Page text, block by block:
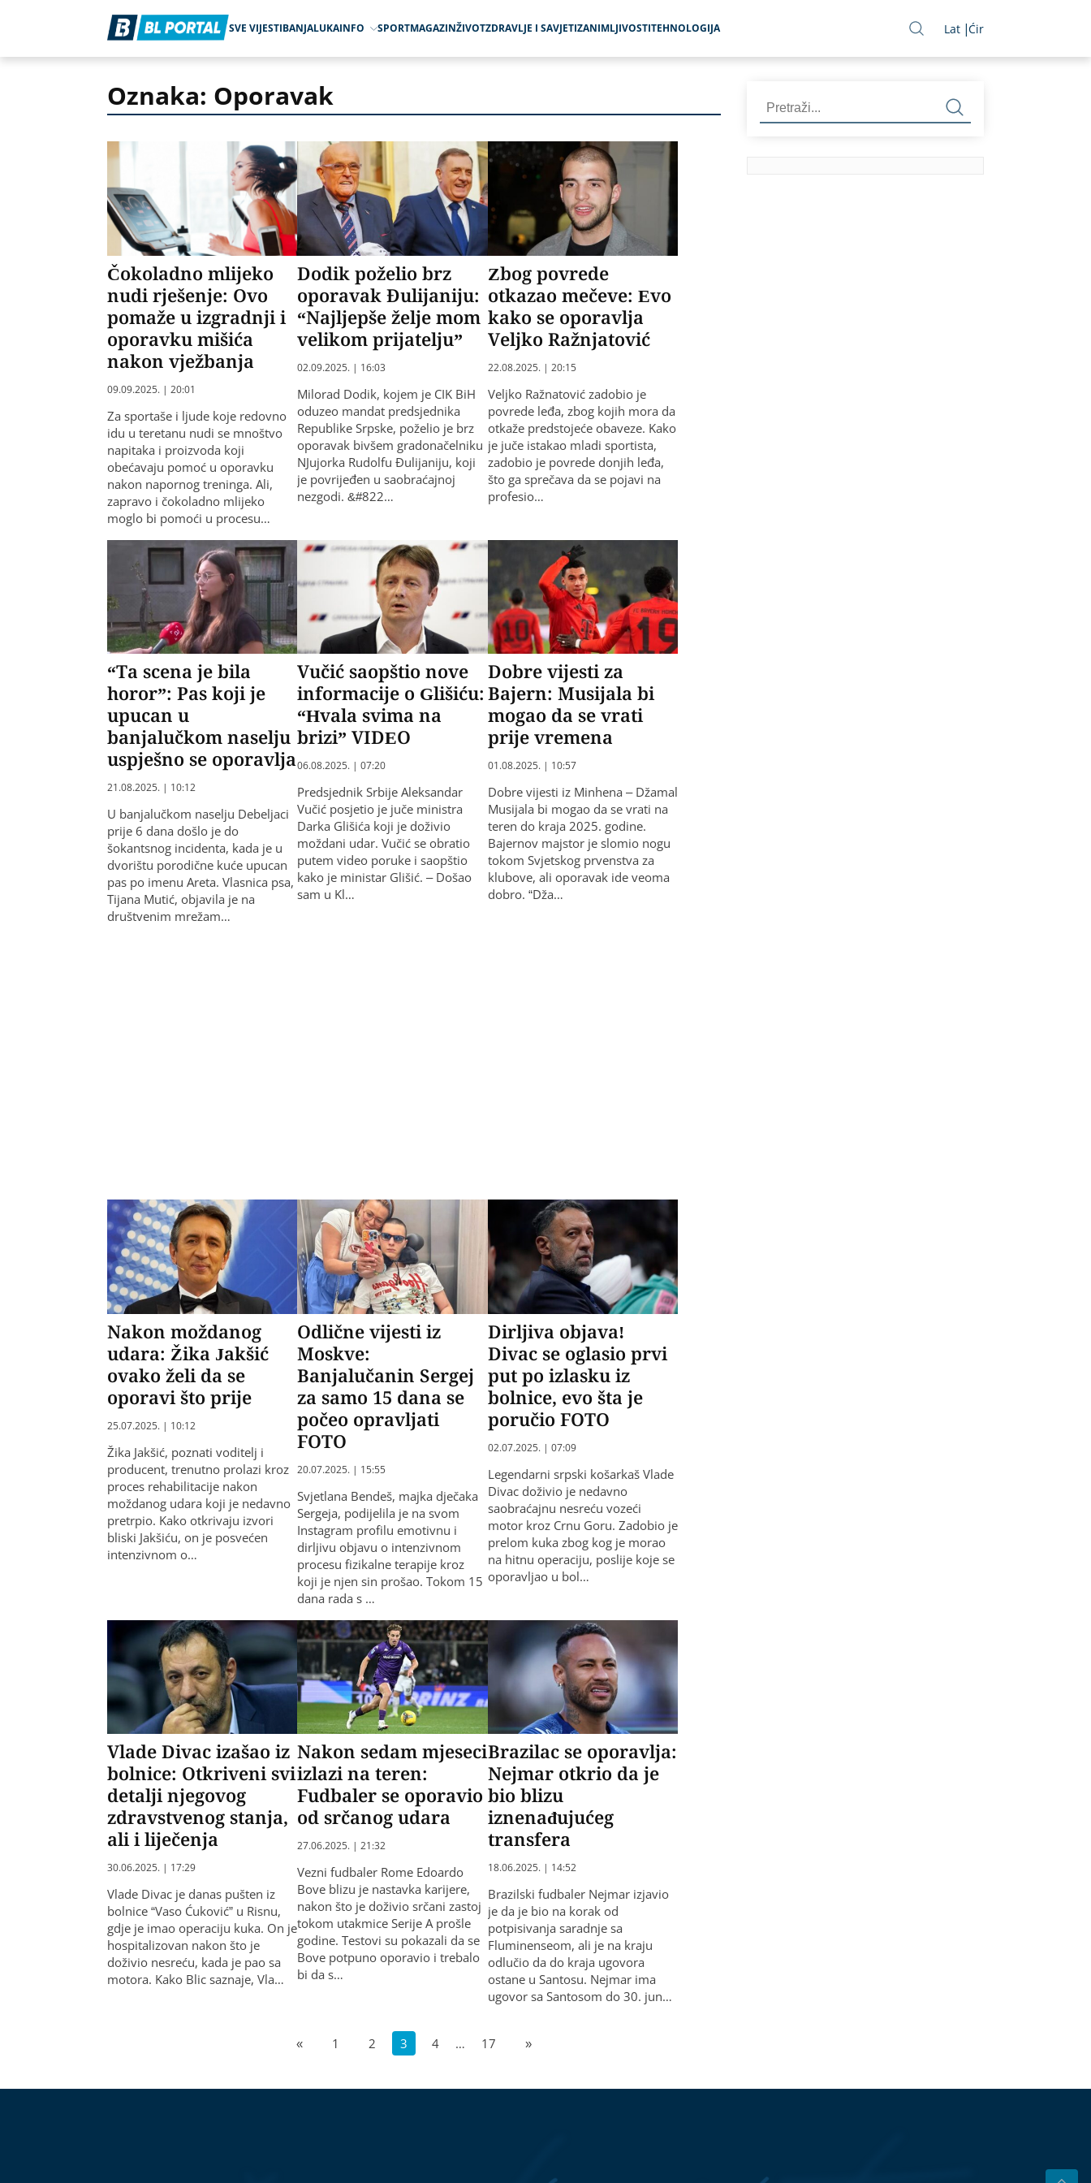
SVE VIJESTIBANJALUKAINFO SPORTMAGAZINŽIVOTZDRAVLJE I SAVJETIZANIMLJIVOSTITEHNOLOGIJA Lat Ćir
Oznaka: Oporavak
Čokoladno mlijeko
nudi rješenje: Ovo
pomaže u izgradnji i
oporavku mišića
nakon vježbanja
09.09.2025. | 20:01
Za sportaše i ljude koje redovno
idu u teretanu nudi se mnoštvo
napitaka i proizvoda koji
obećavaju pomoć u oporavku
nakon napornog treninga. Ali,
zapravo i čokoladno mlijeko
moglo bi pomoći u procesu…
Dodik poželio brz
oporavak Đulijaniju:
“Najljepše želje mom
velikom prijatelju”
02.09.2025. | 16:03
Milorad Dodik, kojem je CIK BiH
oduzeo mandat predsjednika
Republike Srpske, poželio je brz
oporavak bivšem gradonačelniku
NJujorka Rudolfu Đulijaniju, koji
je povrijeđen u saobraćajnoj
nezgodi. &#822…
Zbog povrede
otkazao mečeve: Evo
kako se oporavlja
Veljko Ražnjatović
22.08.2025. | 20:15
Veljko Ražnatović zadobio je
povrede leđa, zbog kojih mora da
otkaže predstojeće obaveze. Kako
je juče istakao mladi sportista,
zadobio je povrede donjih leđa,
što ga sprečava da se pojavi na
profesio…
“Ta scena je bila
horor”: Pas koji je
upucan u
banjalučkom naselju
uspješno se oporavlja
21.08.2025. | 10:12
U banjalučkom naselju Debeljaci
prije 6 dana došlo je do
šokantsnog incidenta, kada je u
dvorištu porodične kuće upucan
pas po imenu Areta. Vlasnica psa,
Tijana Mutić, objavila je na
društvenim mrežam…
Vučić saopštio nove
informacije o Glišiću:
“Hvala svima na
brizi” VIDEO
06.08.2025. | 07:20
Predsjednik Srbije Aleksandar
Vučić posjetio je juče ministra
Darka Glišića koji je doživio
moždani udar. Vučić se obratio
putem video poruke i saopštio
kako je ministar Glišić. – Došao
sam u Kl…
Dobre vijesti za
Bajern: Musijala bi
mogao da se vrati
prije vremena
01.08.2025. | 10:57
Dobre vijesti iz Minhena – Džamal
Musijala bi mogao da se vrati na
teren do kraja 2025. godine.
Bajernov majstor je slomio nogu
tokom Svjetskog prvenstva za
klubove, ali oporavak ide veoma
dobro. “Dža…
Nakon moždanog
udara: Žika Jakšić
ovako želi da se
oporavi što prije
25.07.2025. | 10:12
Žika Jakšić, poznati voditelj i
producent, trenutno prolazi kroz
proces rehabilitacije nakon
moždanog udara koji je nedavno
pretrpio. Kako otkrivaju izvori
bliski Jakšiću, on je posvećen
intenzivnom o…
Odlične vijesti iz
Moskve:
Banjalučanin Sergej
za samo 15 dana se
počeo opravljati
FOTO
20.07.2025. | 15:55
Svjetlana Bendeš, majka dječaka
Sergeja, podijelila je na svom
Instagram profilu emotivnu i
dirljivu objavu o intenzivnom
procesu fizikalne terapije kroz
koji je njen sin prošao. Tokom 15
dana rada s …
Dirljiva objava!
Divac se oglasio prvi
put po izlasku iz
bolnice, evo šta je
poručio FOTO
02.07.2025. | 07:09
Legendarni srpski košarkaš Vlade
Divac doživio je nedavno
saobraćajnu nesreću vozeći
motor kroz Crnu Goru. Zadobio je
prelom kuka zbog kog je morao
na hitnu operaciju, poslije koje se
oporavljao u bol…
Vlade Divac izašao iz
bolnice: Otkriveni svi
detalji njegovog
zdravstvenog stanja,
ali i liječenja
30.06.2025. | 17:29
Vlade Divac je danas pušten iz
bolnice “Vaso Ćuković” u Risnu,
gdje je imao operaciju kuka. On je
hospitalizovan nakon što je
doživio nesreću, kada je pao sa
motora. Kako Blic saznaje, Vla…
Nakon sedam mjeseci
izlazi na teren:
Fudbaler se oporavio
od srčanog udara
27.06.2025. | 21:32
Vezni fudbaler Rome Edoardo
Bove blizu je nastavka karijere,
nakon što je doživio srčani zastoj
tokom utakmice Serije A prošle
godine. Testovi su pokazali da se
Bove potpuno oporavio i trebalo
bi da s…
Brazilac se oporavlja:
Nejmar otkrio da je
bio blizu
iznenađujućeg
transfera
18.06.2025. | 14:52
Brazilski fudbaler Nejmar izjavio
je da je bio na korak od
potpisivanja saradnje sa
Fluminenseom, ali je na kraju
odlučio da do kraja ugovora
ostane u Santosu. Nejmar ima
ugovor sa Santosom do 30. jun…
« 1 2 3 4 … 17 »